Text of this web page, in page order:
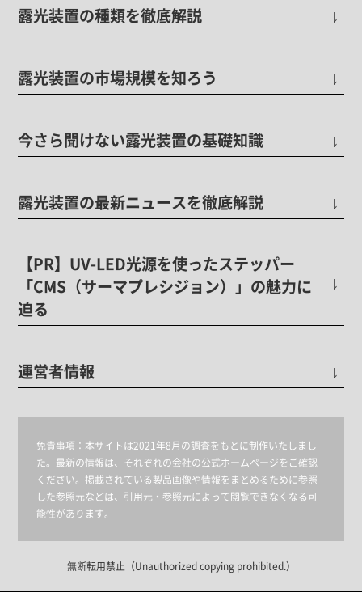
露光装置の種類を徹底解説
露光装置の市場規模を知ろう
今さら聞けない露光装置の基礎知識
露光装置の最新ニュースを徹底解説
【PR】UV-LED光源を使ったステッパー
「CMS（サーマプレシジョン）」の魅力に
迫る
運営者情報
免責事項： 本サイトは2021年8月の調査をもとに制作いたしまし
た。最新の情報は、それぞれの会社の公式ホームページをご確認
ください。掲載されている製品画像や情報をまとめるために参照
した参照元などは、引用元・参照元によって閲覧できなくなる可
能性があります。
無断転用禁止（Unauthorized copying prohibited.）